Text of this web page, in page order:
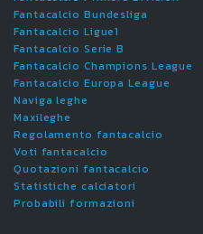
Fantacalcio Bundesliga
Fantacalcio Ligue1
Fantacalcio Serie B
Fantacalcio Champions League
Fantacalcio Europa League
Naviga leghe
Maxileghe
Regolamento fantacalcio
Voti fantacalcio
Quotazioni fantacalcio
Statistiche calciatori
Probabili formazioni